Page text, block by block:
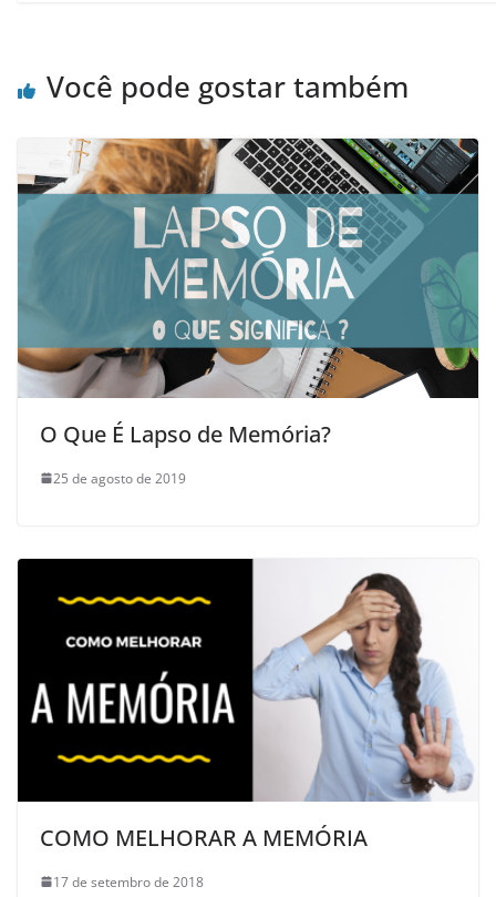
Você pode gostar também
O Que É Lapso de Memória?
25 de agosto de 2019
COMO MELHORAR A MEMÓRIA
17 de setembro de 2018